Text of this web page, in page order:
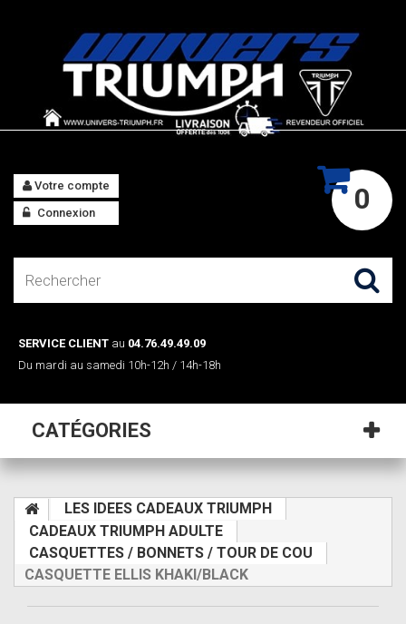
0
Votre compte
Connexion
SERVICE CLIENT au 04.76.49.49.09
Du mardi au samedi 10h-12h / 14h-18h
CATÉGORIES
LES IDEES CADEAUX TRIUMPH
CADEAUX TRIUMPH ADULTE
CASQUETTES / BONNETS / TOUR DE COU
CASQUETTE ELLIS KHAKI/BLACK